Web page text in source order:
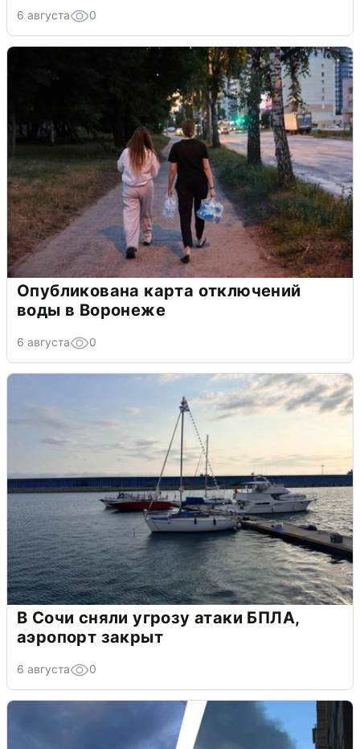
6 августа 0
Опубликована карта отключений
воды в Воронеже
6 августа 0
В Сочи сняли угрозу атаки БПЛА,
аэропорт закрыт
6 августа 0